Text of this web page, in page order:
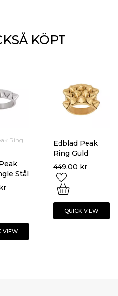
KÖPT
Edblad Peak
Ring Guld
449.00 kr
QUICK VIEW
Ring
Stål
kr
VIEW